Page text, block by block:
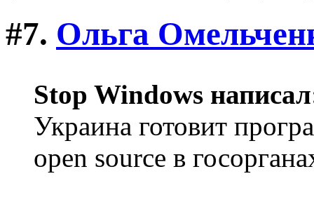
#7. Ольга
Stop Windows
Украина готовит
open source в